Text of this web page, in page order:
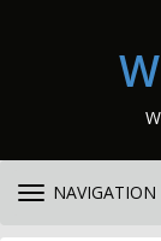
TOGGLE
NAVIGATION